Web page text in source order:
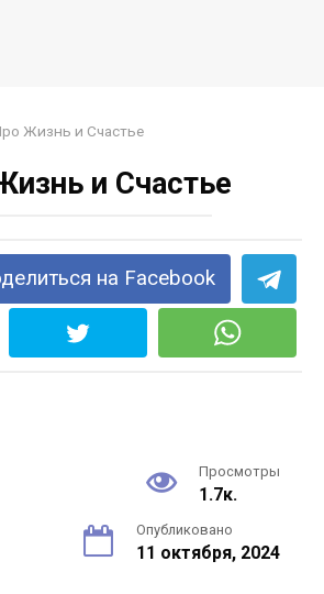
Жизнь и Счастье
и Счастье
на Facebook
Просмотры
1.7к.
Опубликовано
11 октября, 2024